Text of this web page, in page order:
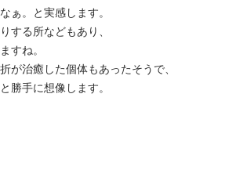
ぁ。と実感します。
する所などもあり、
すね。
が治癒した個体もあったそうで、
勝手に想像します。